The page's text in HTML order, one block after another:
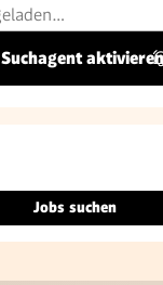
Suchagent aktivieren
Jobs suchen